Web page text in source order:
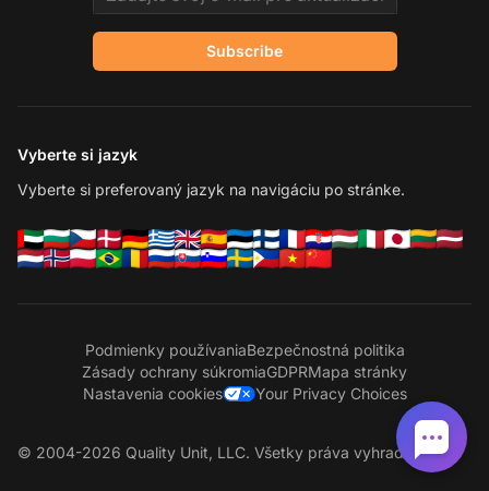
Subscribe
Vyberte si jazyk
Vyberte si preferovaný jazyk na navigáciu po stránke.
Podmienky používaniaBezpečnostná politika
Zásady ochrany súkromiaGDPRMapa stránky
Nastavenia cookies
Your Privacy Choices
© 2004-2026 Quality Unit, LLC. Všetky práva vyhradené.